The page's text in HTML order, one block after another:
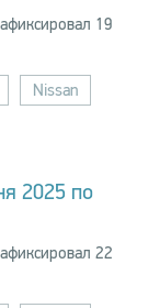
19
Nissan
2025 по
22